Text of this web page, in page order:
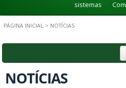
sistemas
PÁGINA INICIAL > NOTÍCIAS
NOTÍCIAS